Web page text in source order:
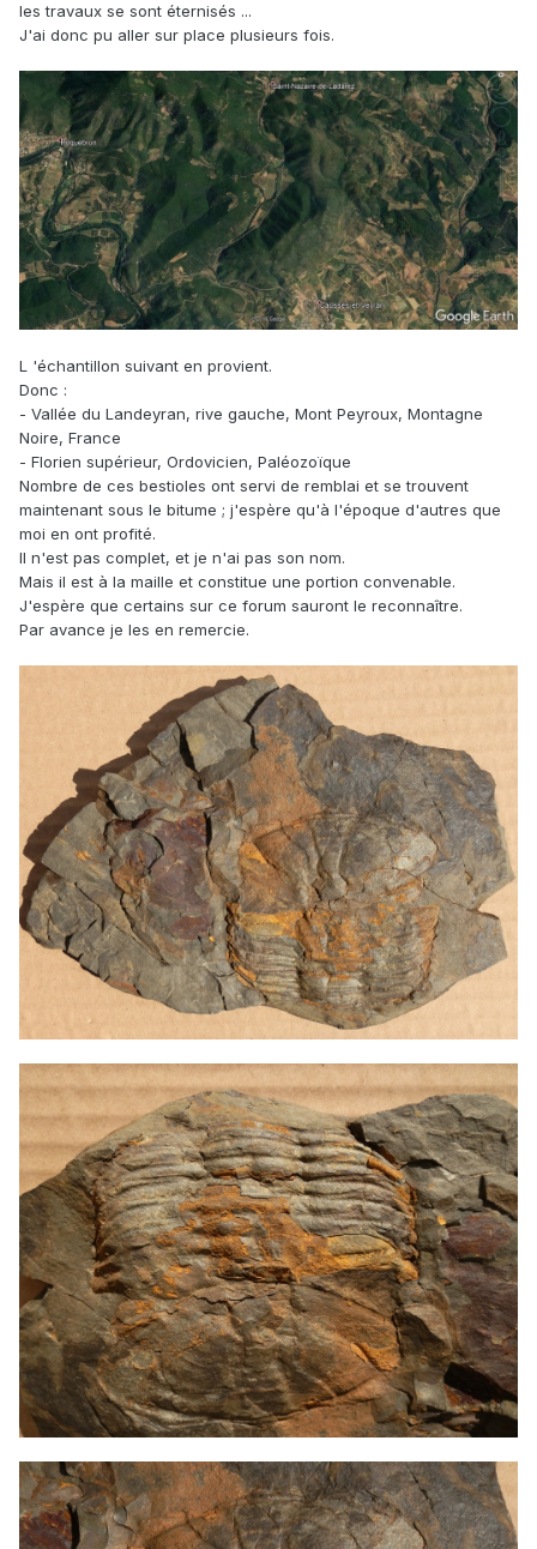
les travaux se sont éternisés ...
J'ai donc pu aller sur place plusieurs fois.
L 'échantillon suivant en provient.
Donc :
- Vallée du Landeyran, rive gauche, Mont Peyroux, Montagne
Noire, France
- Florien supérieur, Ordovicien, Paléozoïque
Nombre de ces bestioles ont servi de remblai et se trouvent
maintenant sous le bitume ; j'espère qu'à l'époque d'autres que
moi en ont profité.
Il n'est pas complet, et je n'ai pas son nom.
Mais il est à la maille et constitue une portion convenable.
J'espère que certains sur ce forum sauront le reconnaître.
Par avance je les en remercie.